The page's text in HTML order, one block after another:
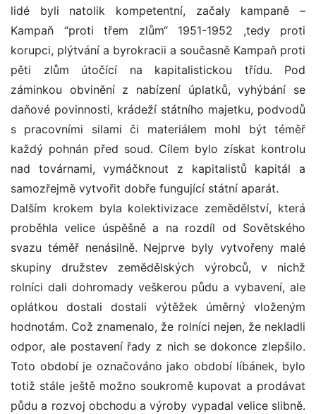
lidé byli natolik kompetentní, začaly kampaně –
Kampaň “proti třem zlům“ 1951-1952 ,tedy proti
korupci, plýtvání a byrokracii a současně Kampaň proti
pěti zlům útočící na kapitalistickou třídu. Pod
záminkou obvinění z nabízení úplatků, vyhýbání se
daňové povinnosti, krádeží státního majetku, podvodů
s pracovními silami či materiálem mohl být téměř
každý pohnán před soud. Cílem bylo získat kontrolu
nad továrnami, vymáčknout z kapitalistů kapitál a
samozřejmě vytvořit dobře fungující státní aparát.
Dalším krokem byla kolektivizace zemědělství, která
proběhla velice úspěšně a na rozdíl od Sovětského
svazu téměř nenásilně. Nejprve byly vytvořeny malé
skupiny družstev zemědělských výrobců, v nichž
rolníci dali dohromady veškerou půdu a vybavení, ale
oplátkou dostali dostali výtěžek úměrný vloženým
hodnotám. Což znamenalo, že rolníci nejen, že nekladli
odpor, ale postavení řady z nich se dokonce zlepšilo.
Toto období je označováno jako období líbánek, bylo
totiž stále ještě možno soukromě kupovat a prodávat
půdu a rozvoj obchodu a výroby vypadal velice slibně.